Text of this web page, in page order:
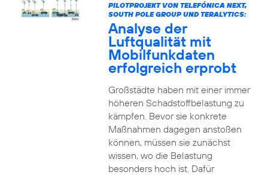
PILOTPROJEKT VON TELEFÓNICA NEXT,
SOUTH POLE GROUP UND TERALYTICS:
Analyse der
Luftqualität mit
Mobilfunkdaten
erfolgreich erprobt
Großstädte haben mit einer immer
höheren Schadstoffbelastung zu
kämpfen. Bevor sie konkrete
Maßnahmen dagegen anstoßen
können, müssen sie zunächst
wissen, wo die Belastung
besonders hoch ist. Dafür